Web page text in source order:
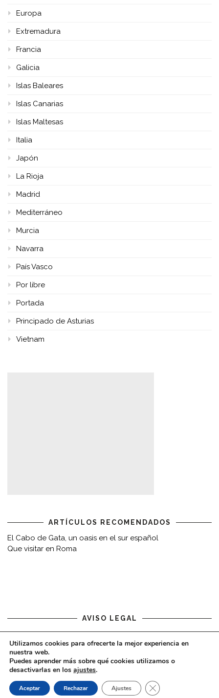
Europa
Extremadura
Francia
Galicia
Islas Baleares
Islas Canarias
Islas Maltesas
Italia
Japón
La Rioja
Madrid
Mediterráneo
Murcia
Navarra
País Vasco
Por libre
Portada
Principado de Asturias
Vietnam
ARTÍCULOS RECOMENDADOS
El Cabo de Gata, un oasis en el sur español
Que visitar en Roma
AVISO LEGAL
Aviso legal
COPYRIGHT © 2020 - VIAJARDESPACIO.COM
Utilizamos cookies para ofrecerte la mejor experiencia en
nuestra web.
Puedes aprender más sobre qué cookies utilizamos o
desactivarlas en los ajustes.
Aceptar Rechazar Ajustes CERRAR EL